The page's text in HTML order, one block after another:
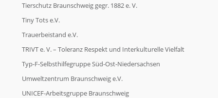
Tierschutz Braunschweig gegr. 1882 e. V.
Tiny Tots e.V.
Trauerbeistand e.V.
TRIVT e. V. – Toleranz Respekt und Interkulturelle Vielfalt
Typ-F-Selbsthilfegruppe Süd-Ost-Niedersachsen
Umweltzentrum Braunschweig e.V.
UNICEF-Arbeitsgruppe Braunschweig